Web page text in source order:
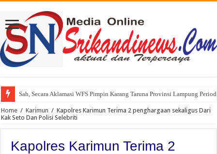
Sah, Secara Aklamasi WFS Pimpin Karang Taruna Provinsi Lampung
Home / Karimun / Kapolres Karimun Terima 2 penghargaan sekaligus Dari
Kak Seto Dan Polisi Selebriti
Kapolres Karimun Terima 2